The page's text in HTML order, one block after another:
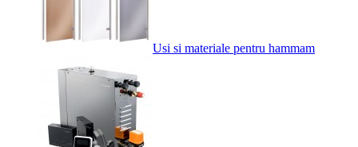
Usi si materiale pentru hammam